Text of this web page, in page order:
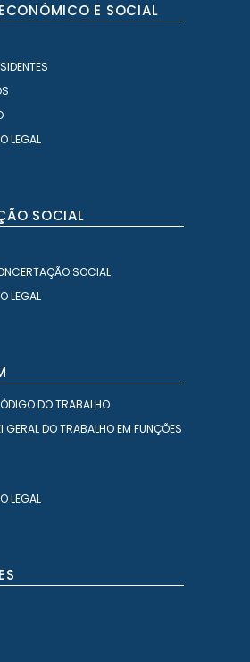
E SOCIAL
LEGAL
SOCIAL
SOCIAL
LEGAL
DO TRABALHO
DO TRABALHO EM FUNÇÕES
LEGAL